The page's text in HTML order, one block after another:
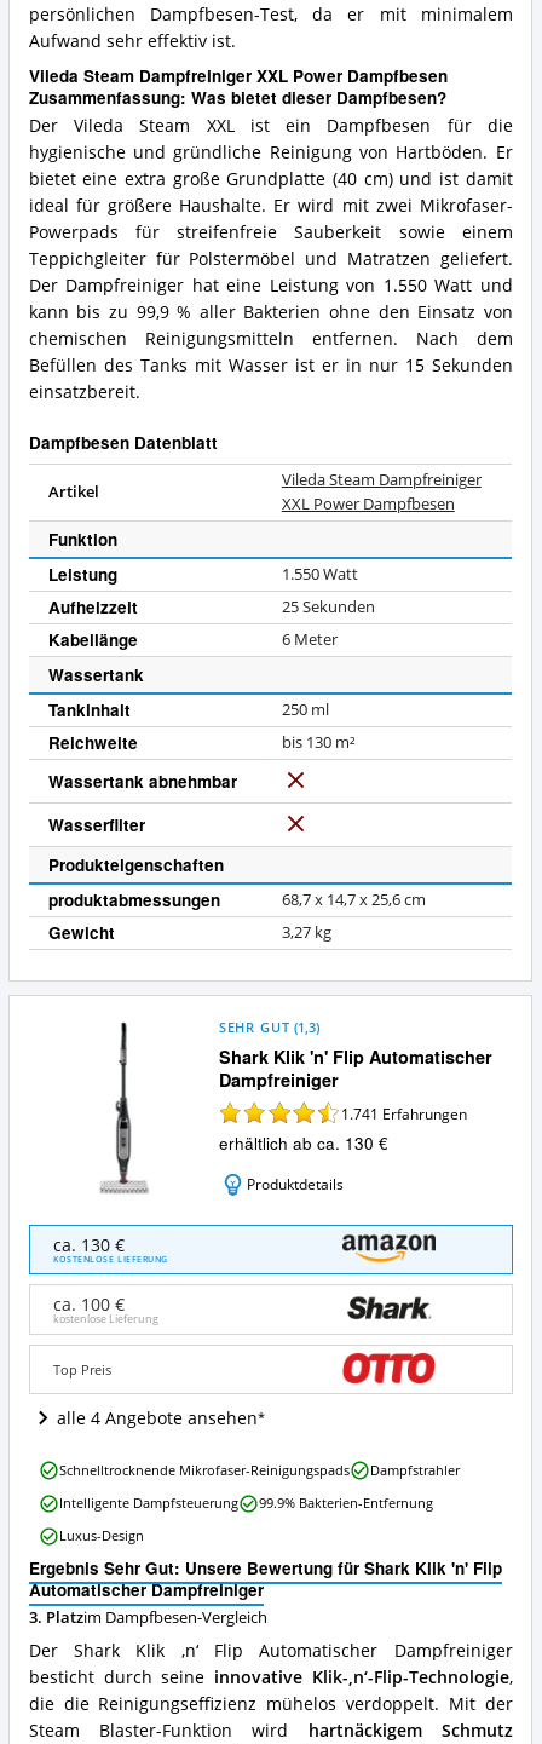
persönlichen Dampfbesen-Test, da er mit minimalem
Aufwand sehr effektiv ist.
Vileda Steam Dampfreiniger XXL Power Dampfbesen
Zusammenfassung: Was bietet dieser Dampfbesen?
Der Vileda Steam XXL ist ein Dampfbesen für die
hygienische und gründliche Reinigung von Hartböden. Er
bietet eine extra große Grundplatte (40 cm) und ist damit
ideal für größere Haushalte. Er wird mit zwei Mikrofaser-
Powerpads für streifenfreie Sauberkeit sowie einem
Teppichgleiter für Polstermöbel und Matratzen geliefert.
Der Dampfreiniger hat eine Leistung von 1.550 Watt und
kann bis zu 99,9 % aller Bakterien ohne den Einsatz von
chemischen Reinigungsmitteln entfernen. Nach dem
Befüllen des Tanks mit Wasser ist er in nur 15 Sekunden
einsatzbereit.
Dampfbesen Datenblatt
Artikel
Vileda Steam Dampfreiniger
XXL Power Dampfbesen
Funktion
Leistung
1.550Watt
Aufheizzeit 25 Sekunden
Kabellänge 6 Meter
Wassertank
Tankinhalt
250 ml
Reichweite bis 130 m²
Wassertank abnehmbar
N
e
Wasserfilter
N
i
n
Produkteigenschaften
produktabmessungen
68,7 x 14,7 x 25,6 cm
Gewicht 3,27 kg
Shark Klik 'n' Flip Automatischer
Dampfreiniger
SEHR GUT (1,3)
1.741 Erfahrungen
erhältlich ab ca. 130 €
Produktdetails
Shark
Klik
'n'
Flip
Automatischer
Dampfreiniger
Angebote:
ist
dieser
erhältlich?
ca. 130 €
KOSTENLOSE LIEFERUNG
ca. 100 €
kostenlose Lieferung
Top Preis
alle 4 Angebote ansehen
Ergebnis Sehr Gut: Unsere Bewertung für Shark Klik 'n' Flip
Automatischer Dampfreiniger
3. Platzim Dampfbesen-Vergleich
Der Shark Klik ‚n‘ Flip Automatischer Dampfreiniger
besticht durch seine innovative Klik-‚n‘-Flip-Technologie,
die die Reinigungseffizienz mühelos verdoppelt. Mit der
Steam Blaster-Funktion wird hartnäckigem Schmutz
Shark
Klik
'n'
Flip
Automatischer
Dampfreiniger
Vorteile:
Was
spricht
für
diesen
Dampfbesen?
Schnelltrocknende Mikrofaser-Reinigungspads
Dampfstrahler
Intelligente Dampfsteuerung
99.9% Bakterien-Entfernung
Luxus-Design